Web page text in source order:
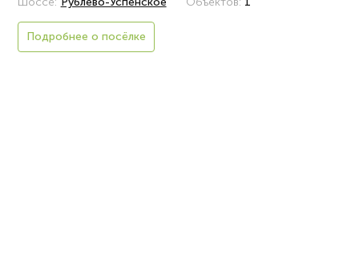
Подробнее о посёлке